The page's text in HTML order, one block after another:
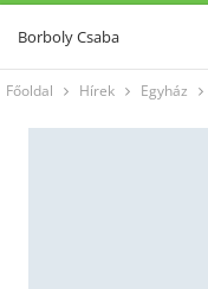
Borboly Csaba
Főoldal Hírek Egyház